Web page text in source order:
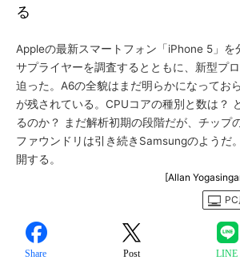
る
Appleの最新スマートフォン「iPhone 5」を
サプライヤーを調査するとともに、新型プ
迫った。A6の全貌はまだ明らかになってお
が残されている。CPUコアの種別と数は？
るのか？ まだ解析初期の段階だが、チップ
ファウンドリは引き続きSamsungのようだ
開する。
[Allan
Share Post LINE